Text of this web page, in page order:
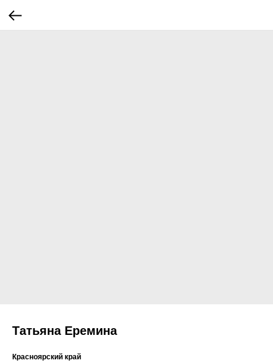
Татьяна Еремина
Красноярский край